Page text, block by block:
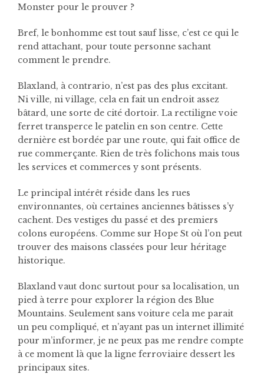
Monster pour le prouver ?
Bref, le bonhomme est tout sauf lisse, c’est ce qui le
rend attachant, pour toute personne sachant
comment le prendre.
Blaxland, à contrario, n’est pas des plus excitant.
Ni ville, ni village, cela en fait un endroit assez
bâtard, une sorte de cité dortoir. La rectiligne voie
ferret transperce le patelin en son centre. Cette
dernière est bordée par une route, qui fait office de
rue commerçante. Rien de très folichons mais tous
les services et commerces y sont présents.
Le principal intérêt réside dans les rues
environnantes, où certaines anciennes bâtisses s’y
cachent. Des vestiges du passé et des premiers
colons européens. Comme sur Hope St où l’on peut
trouver des maisons classées pour leur héritage
historique.
Blaxland vaut donc surtout pour sa localisation, un
pied à terre pour explorer la région des Blue
Mountains. Seulement sans voiture cela me parait
un peu compliqué, et n’ayant pas un internet illimité
pour m’informer, je ne peux pas me rendre compte
à ce moment là que la ligne ferroviaire dessert les
principaux sites.